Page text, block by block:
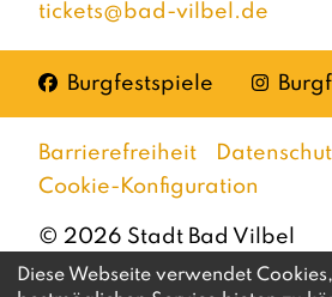
tickets@bad-vilbel.de
Facebook
Burgfestspiele
© 2026 Stadt Bad Vilbel
Barrierefreiheit
Cookie-Konfiguration
Diese Webseite verwendet